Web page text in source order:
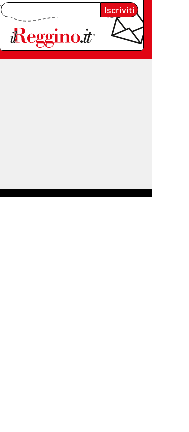
Iscriviti
lacplay.it
lactv.it
lacitymag.it
lacapitalenews.it
noi